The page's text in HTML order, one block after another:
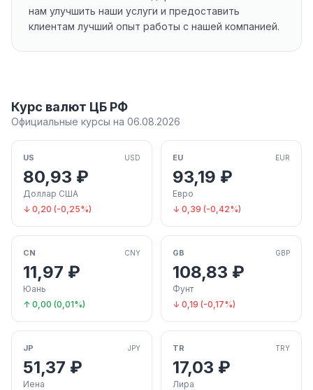
нам улучшить наши услуги и предоставить
клиентам лучший опыт работы с нашей компанией.
Курс валют ЦБ РФ
Официальные курсы на 06.08.2026
US USD
80,93 ₽
Доллар США
↓ 0,20 (-0,25%)
EU EUR
93,19 ₽
Евро
↓ 0,39 (-0,42%)
CN CNY
11,97 ₽
Юань
↑ 0,00 (0,01%)
GB GBP
108,83 ₽
Фунт
↓ 0,19 (-0,17%)
JP JPY
51,37 ₽
Иена
TR TRY
17,03 ₽
Лира